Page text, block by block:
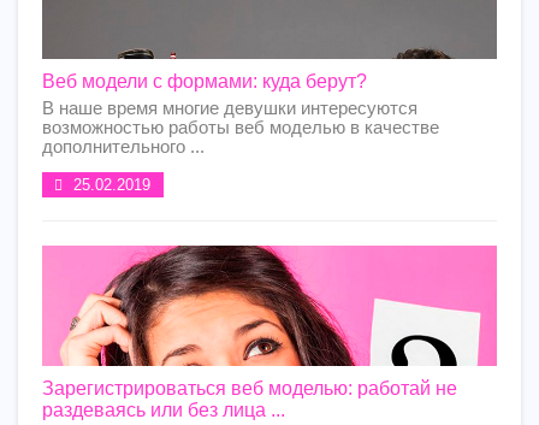
Веб модели с формами: куда берут?
В наше время многие девушки интересуются
возможностью работы веб моделью в качестве
дополнительного ...
25.02.2019
Зарегистрироваться веб моделью: работай не
раздеваясь или без лица ...